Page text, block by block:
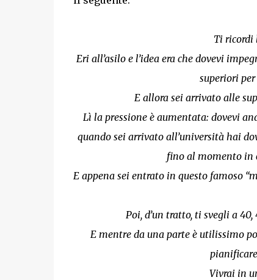
Ti ricordi
Eri all’asilo e l’idea era che dovevi
superiori
E allora sei arrivato alle
Lì la pressione è aumentata: dovevi
quando sei arrivato all’università hai
fino al momento in
E appena sei entrato in questo famoso
Poi, d’un tratto, ti svegli a
E mentre da una parte è utilissimo
Vivrai in